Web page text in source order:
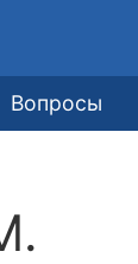
Вопросы